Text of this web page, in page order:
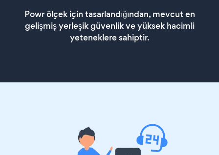
Powr ölçek için tasarlandığından, mevcut en
gelişmiş yerleşik güvenlik ve yüksek hacimli
yeteneklere sahiptir.